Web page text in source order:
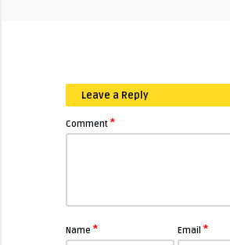
Leave a Reply
Comment *
Name * Email*